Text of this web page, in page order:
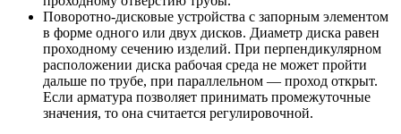
Поворотно-дисковые устройства с запорным элементом
в форме одного или двух дисков. Диаметр диска равен
проходному сечению изделий. При перпендикулярном
расположении диска рабочая среда не может пройти
дальше по трубе, при параллельном — проход открыт.
Если арматура позволяет принимать промежуточные
значения, то она считается регулировочной.